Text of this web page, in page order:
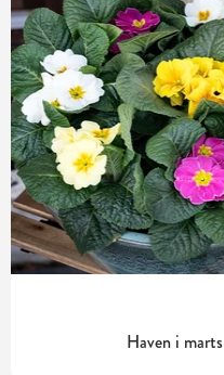
Haven i marts